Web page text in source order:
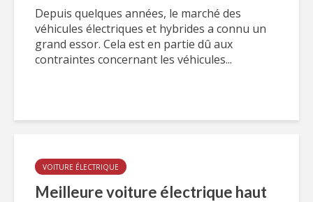
Depuis quelques années, le marché des
véhicules électriques et hybrides a connu un
grand essor. Cela est en partie dû aux
contraintes concernant les véhicules...
VOITURE ÉLECTRIQUE
Meilleure voiture électrique haut